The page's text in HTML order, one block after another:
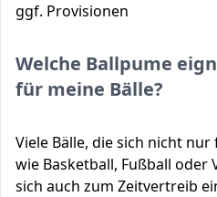
ggf. Provisionen
Welche Ballpume
für meine Bälle?
Viele Bälle, die sich nicht
wie Basketball, Fußball oder
sich auch zum Zeitvertreib